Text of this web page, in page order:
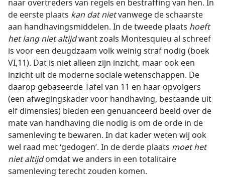
naar overtreders van regels en bestraffing van hen. In
de eerste plaats kan dat nietvanwege de schaarste
aan handhavingsmiddelen. In de tweede plaats hoeft
het lang niet altijdwant zoals Montesquieu al schreef
is voor een deugdzaam volk weinig straf nodig (boek
VI,11). Dat is niet alleen zijn inzicht, maar ook een
inzicht uit de moderne sociale wetenschappen. De
daarop gebaseerde Tafel van 11 en haar opvolgers
(een afwegingskader voor handhaving, bestaande uit
elf dimensies) bieden een genuanceerd beeld over de
mate van handhaving die nodig is om de orde in de
samenleving te bewaren. In dat kader weten wij ook
wel raad met ‘gedogen’. In de derde plaats moet het
niet altijdomdat we anders in een totalitaire
samenleving terecht zouden komen.